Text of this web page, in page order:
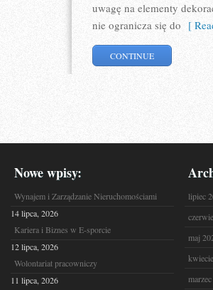
uwagę na elementy
nie ogranicza się do [
CONTINUE
Nowe wpisy:
Wynajem i Zarządzanie Nieruchomościami
14 lipca, 2026
Kariera i Biznes w E-sporcie
12 lipca, 2026
Wolontariat pracowniczy
11 lipca, 2026
lipiec
maj